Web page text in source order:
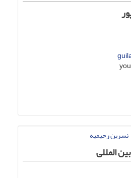
المللی